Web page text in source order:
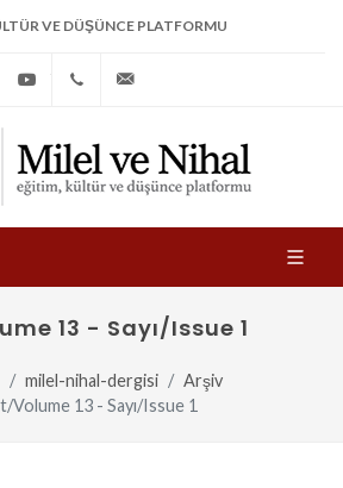
VE DÜŞÜNCE PLATFORMU
Youtube +90
533
31
13 - Sayı/Issue 1
milel-nihal-dergisi
Arşiv
Volume 13 - Sayı/Issue 1